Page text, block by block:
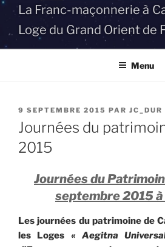
La Franc-maçonnerie à
Loge du Grand Orient de
Menu
PUBLIÉ
LE
9 SEPTEMBRE 2015 PAR JC_DUR
Journées du
2015
Journées du
septembre 2015
Les journées du patrimoine de
les Loges « Aegitna